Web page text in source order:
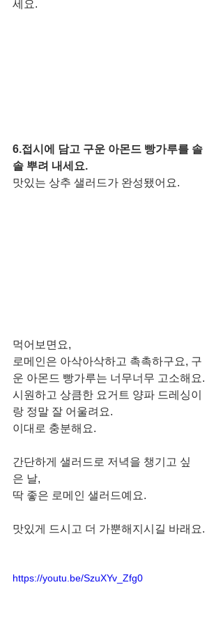
세요.
6.접시에 담고 구운 아몬드 빵가루를 솔
솔 뿌려 내세요.
맛있는 상추 샐러드가 완성됐어요.
먹어보면요,
로메인은 아삭아삭하고 촉촉하구요, 구
운 아몬드 빵가루는 너무너무 고소해요.
시원하고 상큼한 요거트 양파 드레싱이
랑 정말 잘 어울려요.
이대로 충분해요.
간단하게 샐러드로 저녁을 챙기고 싶
은 날,
딱 좋은 로메인 샐러드예요.
맛있게 드시고 더 가뿐해지시길 바래요.
https://youtu.be/SzuXYv_Zfg0